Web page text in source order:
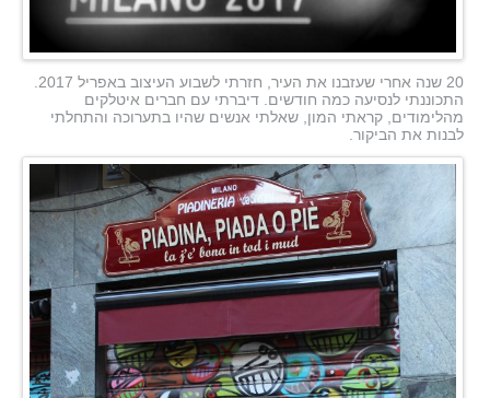
התכוננתי לנסיעה כמה חודשים. דיברתי עם חברים איטלקים
מהלימודים, קראתי המון, שאלתי אנשים שהיו בתערוכה והתחלתי
לבנות את הביקור.